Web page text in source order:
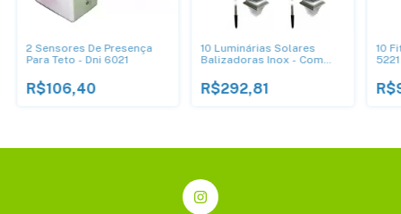
2 Sensores De Presença
Para Teto - Dni 6021
R$106,40
10 Luminárias Solares
Balizadoras Inox - Com
R$292,81
10
5221